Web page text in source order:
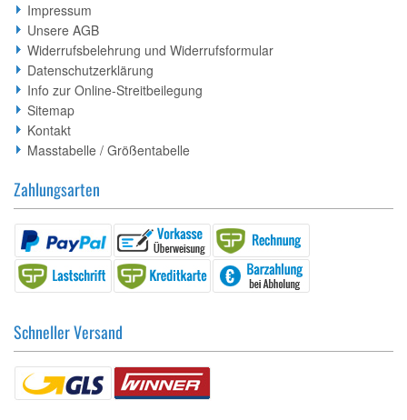
Impressum
Unsere AGB
Widerrufsbelehrung und Widerrufsformular
Datenschutzerklärung
Info zur Online-Streitbeilegung
Sitemap
Kontakt
Masstabelle / Größentabelle
Zahlungsarten
Schneller Versand